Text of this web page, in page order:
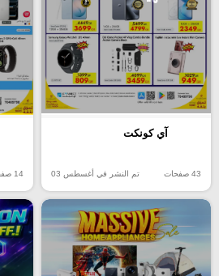
آي كونكت
43 صفحات تم النشر في أغسطس 03 14 صفحات